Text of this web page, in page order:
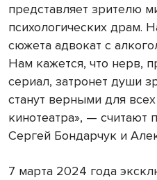
представляет зрителю
психологических драм.
сюжета адвокат с
Нам кажется, что нерв,
сериал, затронет души
станут верными для
кинотеатра», —
Сергей Бондарчук и
7 марта 2024 года